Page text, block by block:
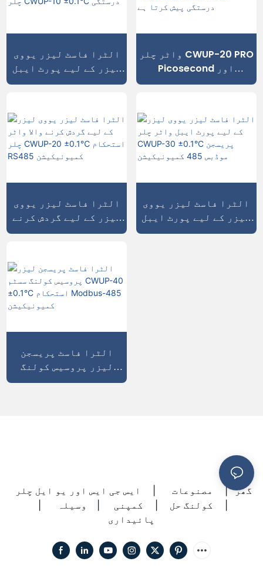
الٹرا فاسٹ لیزر یووی
لیزر کے لیے پورٹ ایبل
انڈسٹریل چلر CWUP-10
واٹر چلر CWUP-20 PRO
Picosecond اور
Femtosecond لیزر آلات
الٹرا فاسٹ لیزر یووی
لیزر کے لیے گردش کرنے
والا واٹر چلر CWUP-20
الٹرا فاسٹ لیزر یووی
لیزر کے لیے پورٹ ایبل
واٹر چلر CWUP-30
الٹرا فاسٹ پریسجن
لیزر پروسیس کولنگ
سسٹم CWUP-40 ±0.1°C
گھر | مصنوعات ایس جی ایس اور یو ایل چلر
کولنگ حل کمپنی وسیلہ
پائیداری